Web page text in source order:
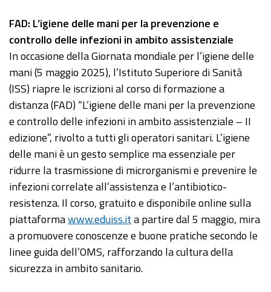
FAD: L’igiene delle mani per la prevenzione e
controllo delle infezioni in ambito assistenziale
In occasione della Giornata mondiale per l’igiene delle
mani (5 maggio 2025), l’Istituto Superiore di Sanità
(ISS) riapre le iscrizioni al corso di formazione a
distanza (FAD) “L’igiene delle mani per la prevenzione
e controllo delle infezioni in ambito assistenziale – II
edizione”, rivolto a tutti gli operatori sanitari. L’igiene
delle mani è un gesto semplice ma essenziale per
ridurre la trasmissione di microrganismi e prevenire le
infezioni correlate all’assistenza e l’antibiotico-
resistenza. Il corso, gratuito e disponibile online sulla
piattaformawww.eduiss.ita partire dal 5 maggio, mira
a promuovere conoscenze e buone pratiche secondo le
linee guida dell’OMS, rafforzando la cultura della
sicurezza in ambito sanitario.